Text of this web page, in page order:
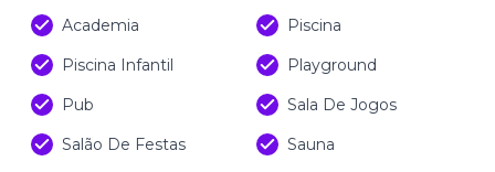
Academia
Piscina
Piscina Infantil
Playground
Pub
Sala De Jogos
Salão De Festas
Sauna